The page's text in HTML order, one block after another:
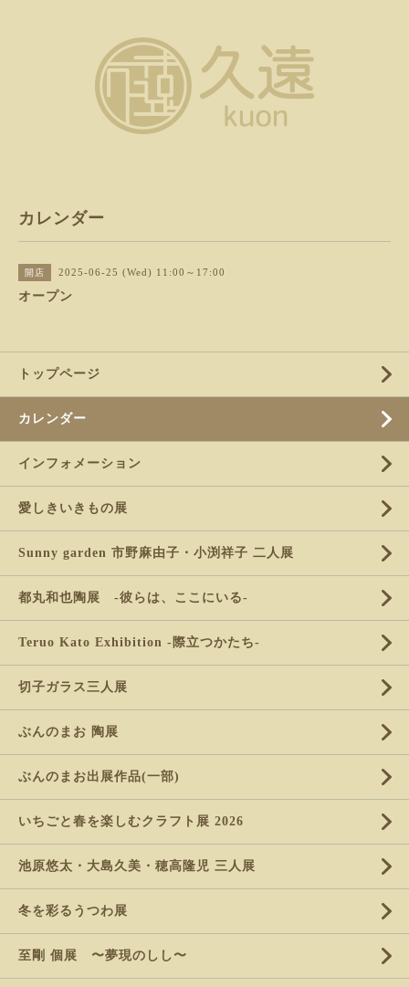
カレンダー
開店 2025-06-25 (Wed) 11:00～17:00
オープン
トップページ
カレンダー
インフォメーション
愛しきいきもの展
Sunny garden 市野麻由子・小渕祥子 二人展
都丸和也陶展 -彼らは、ここにいる-
Teruo Kato Exhibition -際立つかたち-
切子ガラス三人展
ぶんのまお 陶展
ぶんのまお出展作品(一部)
いちごと春を楽しむクラフト展 2026
池原悠太・大島久美・穂高隆児 三人展
冬を彩るうつわ展
至剛 個展 〜夢現のしし〜